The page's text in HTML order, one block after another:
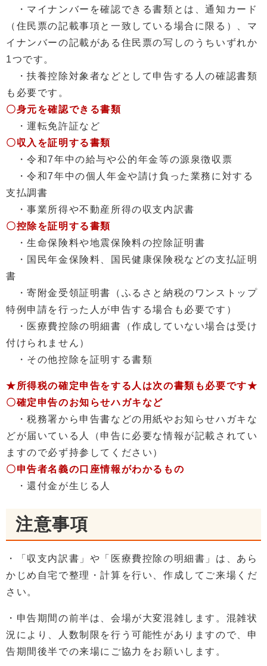
・マイナンバーを確認できる書類とは、通知カード
（住民票の記載事項と一致している場合に限る）、マ
イナンバーの記載がある住民票の写しのうちいずれか
1つです。
・扶養控除対象者などとして申告する人の確認書類
も必要です。
〇身元を確認できる書類
・運転免許証など
〇収入を証明する書類
・令和7年中の給与や公的年金等の源泉徴収票
・令和7年中の個人年金や請け負った業務に対する
支払調書
・事業所得や不動産所得の収支内訳書
〇控除を証明する書類
・生命保険料や地震保険料の控除証明書
・国民年金保険料、国民健康保険税などの支払証明
書
・寄附金受領証明書（ふるさと納税のワンストップ
特例申請を行った人が申告する場合も必要です）
・医療費控除の明細書（作成していない場合は受け
付けられません）
・その他控除を証明する書類
★所得税の確定申告をする人は次の書類も必要です★
〇確定申告のお知らせハガキなど
・税務署から申告書などの用紙やお知らせハガキな
どが届いている人（申告に必要な情報が記載されてい
ますので必ず持参してください）
〇申告者名義の口座情報がわかるもの
・還付金が生じる人
注意事項
・「収支内訳書」や「医療費控除の明細書」は、あら
かじめ自宅で整理・計算を行い、作成してご来場くだ
さい。
・申告期間の前半は、会場が大変混雑します。混雑状
況により、人数制限を行う可能性がありますので、申
告期間後半での来場にご協力をお願いします。